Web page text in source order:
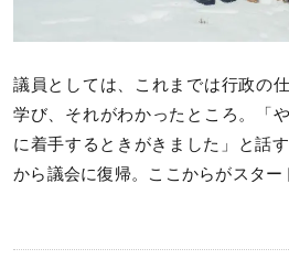
議員としては、これまでは行政の
学び、それがわかったところ。「
に着手するときがきました」と話
から議会に復帰。ここからがスター